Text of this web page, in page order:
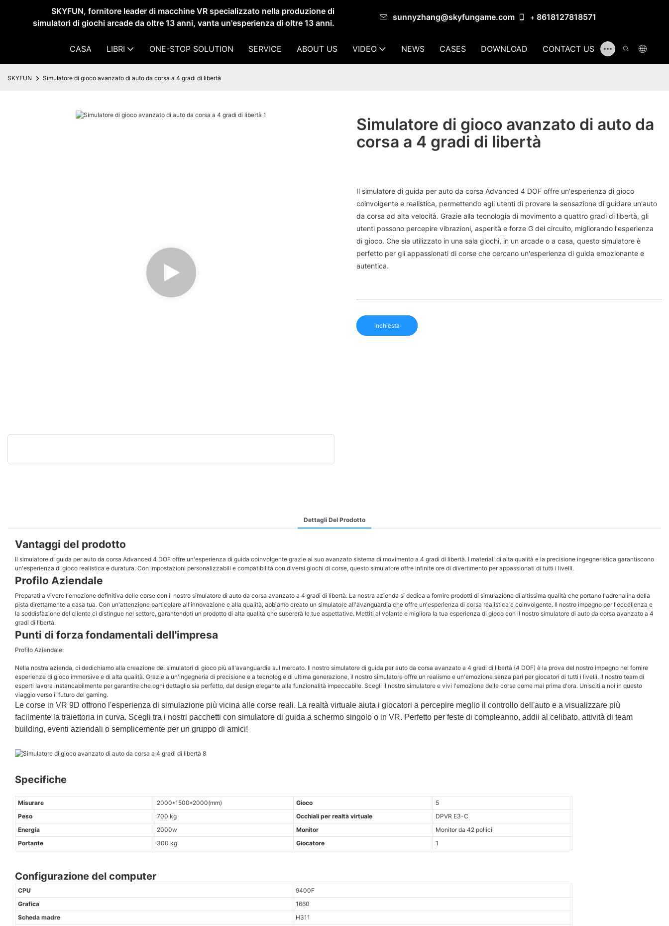
SKYFUN, fornitore leader di macchine VR specializzato nella produzione di
simulatori di giochi arcade da oltre 13 anni, vanta un'esperienza di oltre 13 anni.
sunnyzhang@skyfungame.com +8618127818571
CASA LIBRI ONE-STOP SOLUTION SERVICE ABOUT US VIDEO NEWS CASES DOWNLOAD CONTACT US
SKYFUN Simulatore di gioco avanzato di auto da corsa a 4 gradi di libertà
Simulatore di gioco avanzato di auto da
corsa a 4 gradi di libertà
Il simulatore di guida per auto da corsa Advanced 4 DOF offre un'esperienza di gioco
coinvolgente e realistica, permettendo agli utenti di provare la sensazione di guidare un'auto
da corsa ad alta velocità. Grazie alla tecnologia di movimento a quattro gradi di libertà, gli
utenti possono percepire vibrazioni, asperità e forze G del circuito, migliorando l'esperienza
di gioco. Che sia utilizzato in una sala giochi, in un arcade o a casa, questo simulatore è
perfetto per gli appassionati di corse che cercano un'esperienza di guida emozionante e
autentica.
inchiesta
Dettagli Del Prodotto
Vantaggi del prodotto
Il simulatore di guida per auto da corsa Advanced 4 DOF offre un'esperienza di guida coinvolgente grazie al suo avanzato sistema di movimento a 4 gradi di libertà. I ​​materiali di alta qualità e la precisione ingegneristica garantiscono
un'esperienza di gioco realistica e duratura. Con impostazioni personalizzabili e compatibilità con diversi giochi di corse, questo simulatore offre infinite ore di divertimento per appassionati di tutti i livelli.
Profilo Aziendale
Preparati a vivere l'emozione definitiva delle corse con il nostro simulatore di auto da corsa avanzato a 4 gradi di libertà. La nostra azienda si dedica a fornire prodotti di simulazione di altissima qualità che portano l'adrenalina della
pista direttamente a casa tua. Con un'attenzione particolare all'innovazione e alla qualità, abbiamo creato un simulatore all'avanguardia che offre un'esperienza di corsa realistica e coinvolgente. Il nostro impegno per l'eccellenza e
la soddisfazione del cliente ci distingue nel settore, garantendoti un prodotto di alta qualità che supererà le tue aspettative. Mettiti al volante e migliora la tua esperienza di gioco con il nostro simulatore di auto da corsa avanzato a 4
gradi di libertà.
Punti di forza fondamentali dell'impresa
Profilo Aziendale:
Nella nostra azienda, ci dedichiamo alla creazione dei simulatori di gioco più all'avanguardia sul mercato. Il nostro simulatore di guida per auto da corsa avanzato a 4 gradi di libertà (4 DOF) è la prova del nostro impegno nel fornire
esperienze di gioco immersive e di alta qualità. Grazie a un'ingegneria di precisione e a tecnologie di ultima generazione, il nostro simulatore offre un realismo e un'emozione senza pari per giocatori di tutti i livelli. Il nostro team di
esperti lavora instancabilmente per garantire che ogni dettaglio sia perfetto, dal design elegante alla funzionalità impeccabile. Scegli il nostro simulatore e vivi l'emozione delle corse come mai prima d'ora. Unisciti a noi in questo
viaggio verso il futuro del gaming.
Le corse in VR 9D offrono l'esperienza di simulazione più vicina alle corse reali. La realtà virtuale aiuta i giocatori a percepire meglio il controllo dell'auto e a visualizzare più
facilmente la traiettoria in curva. Scegli tra i nostri pacchetti con simulatore di guida a schermo singolo o in VR. Perfetto per feste di compleanno, addii al celibato, attività di team
building, eventi aziendali o semplicemente per un gruppo di amici!
Specifiche
Misurare 2000*1500*2000(mm) Gioco
5
Peso
700 kg Occhiali per realtà virtuale
DPVR E3-C
Energia
2000w Monitor
Monitor da 42 pollici
Portante
300 kg Giocatore 1
Configurazione del computer
CPU
9400F
Grafica
1660
Scheda madre
H311